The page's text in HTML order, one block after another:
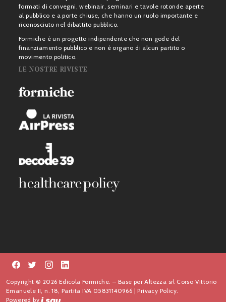
formati di convegni, webinair, seminari e tavole rotonde aperte
al pubblico e a porte chiuse, che hanno un ruolo importante e
riconosciuto nel dibattito pubblico.
Formiche è un progetto indipendente che non gode del
finanziamento pubblico e non è organo di alcun partito o
movimento politico.
LE NOSTRE RIVISTE
Copyright © 2026 Edicola Formiche. – Base per Altezza srl Corso Vittorio
Emanuele II, n. 18, Partita IVA 05831140966 |Privacy Policy.
Powered by